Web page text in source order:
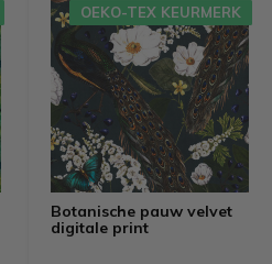
Botanische pauw velvet
digitale print
OEKO-TEX KEURMERK
OEKO-TEX KEURMERK